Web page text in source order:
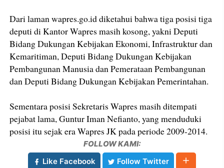
Dari laman wapres.go.id diketahui bahwa tiga posisi tiga
deputi di Kantor Wapres masih kosong, yakni Deputi
Bidang Dukungan Kebijakan Ekonomi, Infrastruktur dan
Kemaritiman, Deputi Bidang Dukungan Kebijakan
Pembangunan Manusia dan Pemerataan Pembangunan
dan Deputi Bidang Dukungan Kebijakan Pemerintahan.
Sementara posisi Sekretaris Wapres masih ditempati
pejabat lama, Guntur Iman Nefianto, yang menduduki
posisi itu sejak era Wapres JK pada periode 2009-2014.
FOLLOW KAMI:
Like Facebook
Follow Twitter